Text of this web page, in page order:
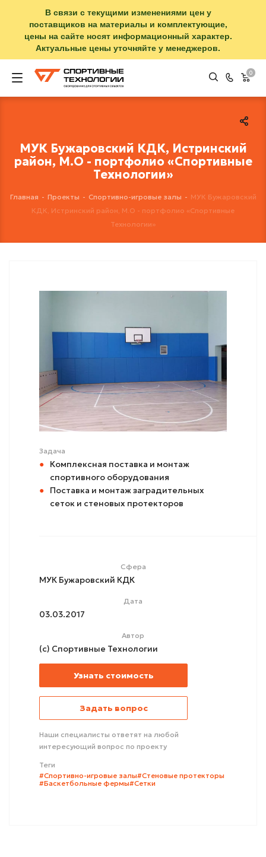
В связи с текущими изменениями цен у
поставщиков на материалы и комплектующие,
цены на сайте носят информационный характер.
Актуальные цены уточняйте у менеджеров.
0
МУК Бужаровский КДК, Истринский
район, М.О - портфолио «Спортивные
Технологии»
Главная - Проекты - Спортивно-игровые залы - МУК Бужаровский
КДК, Истринский район, М.О - портфолио «Спортивные
Технологии»
Задача
Комплексная поставка и монтаж
спортивного оборудования
Поставка и монтаж заградительных
сеток и стеновых протекторов
Сфера
МУК Бужаровский КДК
Дата
03.03.2017
Автор
(с) Спортивные Технологии
Узнать стоимость
Задать вопрос
Наши специалисты ответят на любой
интересующий вопрос по проекту
Теги
#Спортивно-игровые залы#Стеновые протекторы
#Баскетбольные фермы#Сетки